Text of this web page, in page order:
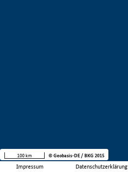
Impressum Datenschutzerklärung
100 km © Geobasis-DE / BKG 2015